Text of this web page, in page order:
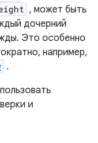
, может быть
дочерний
Это особенно
например,
.
и